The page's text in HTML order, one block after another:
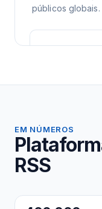
públicos globais.
EM NÚMEROS
RSS